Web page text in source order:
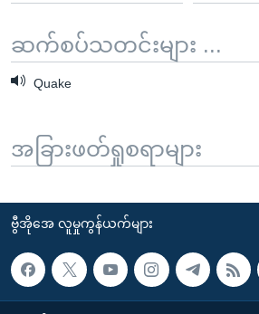
ဆက်စပ်သတင်းများ ...
Quake
အခြားဖတ်ရှုစရာများ
ဗွီအိုအေ လူမှုကွန်ယက်များ